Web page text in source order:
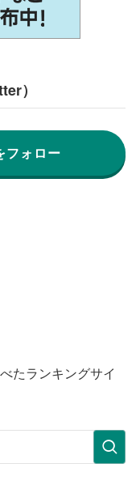
）
ォロー
たランキングサイ